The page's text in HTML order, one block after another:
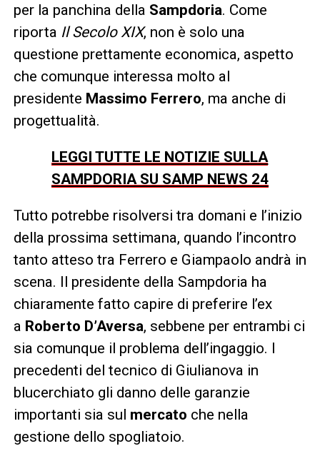
per la panchina della Sampdoria. Come
riporta Il Secolo XIX, non è solo una
questione prettamente economica, aspetto
che comunque interessa molto al
presidente Massimo Ferrero, ma anche di
progettualità.
LEGGI TUTTE LE NOTIZIE SULLA
SAMPDORIA SU SAMP NEWS 24
Tutto potrebbe risolversi tra domani e l’inizio
della prossima settimana, quando l’incontro
tanto atteso tra Ferrero e Giampaolo andrà in
scena. Il presidente della Sampdoria ha
chiaramente fatto capire di preferire l’ex
a Roberto D’Aversa, sebbene per entrambi ci
sia comunque il problema dell’ingaggio. I
precedenti del tecnico di Giulianova in
blucerchiato gli danno delle garanzie
importanti sia sul mercato che nella
gestione dello spogliatoio.